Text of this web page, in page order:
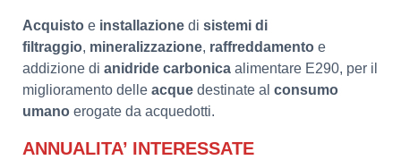
Acquisto e installazione di sistemi di
filtraggio, mineralizzazione, raffreddamento e
addizione di anidride carbonica alimentare E290, per il
miglioramento delle acque destinate al consumo
umano erogate da acquedotti.
ANNUALITA’ INTERESSATE